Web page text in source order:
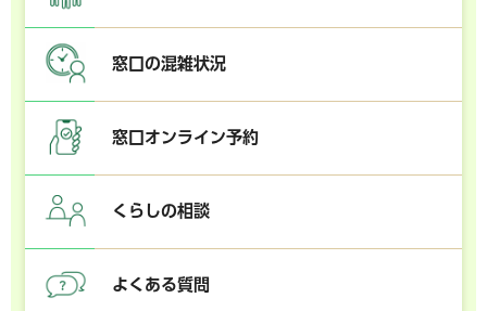
窓口の混雑状況
窓口オンライン予約
くらしの相談
よくある質問